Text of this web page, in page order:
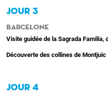
JOUR 3
Barcelone
Visite guidée de la Sagrada Familia,
Découverte des collines de Montjuic
JOUR 4